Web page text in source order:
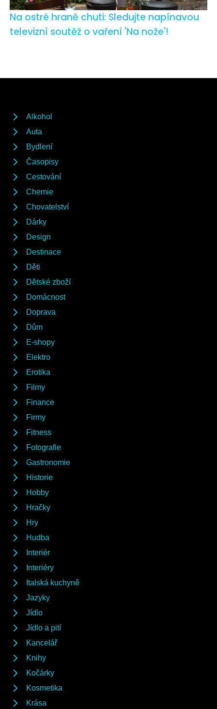
Na ostré hraně chuti: Sledujte napínavou
televizní soutěž o vaření 'Na nože'!
Alkohol
Auta
Bydlení
Časopisy
Cestování
Chemie
Chovatelství
Dárky
Design
Destinace
Děti
Dětské zboží
Domácnost
Doprava
Dům
E-shopy
Elektro
Erotika
Filmy
Finance
Firmy
Fitness
Fotografie
Gastronomie
Historie
Hobby
Hračky
Hry
Hudba
Interiér
Interiéry
Italská kuchyně
Jazyky
Jídlo
Jídlo a pití
Kancelář
Knihy
Kočárky
Kosmetika
Krása